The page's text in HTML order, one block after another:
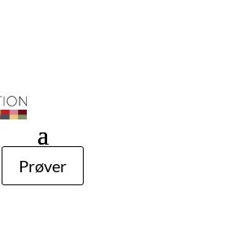
Prøver